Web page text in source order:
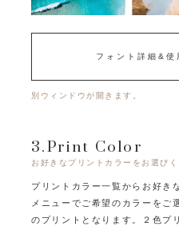
フォント詳細&使
別ウィンドウが開きます。
3.Print Color
お好きなプリントカラーをお選びく
プリントカラー一覧からお好き
メニューでご希望のカラーをご
のプリントとなります。
２色プ